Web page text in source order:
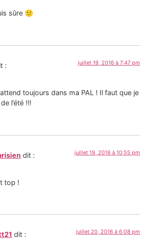
sûre 🙂
: juillet 19, 2016 à 7:47 pm
toujours dans ma PAL ! Il faut que je
l’été !!!
dit : juillet 19, 2016 à 10:55 pm
top !
dit : juillet 20, 2016 à 6:08 pm